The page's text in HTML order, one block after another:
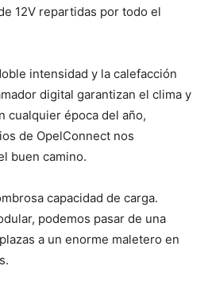
12V repartidas por todo el
intensidad y la calefacción
digital garantizan el clima y
cualquier época del año,
de OpelConnect nos
buen camino.
capacidad de carga.
podemos pasar de una
a un enorme maletero en